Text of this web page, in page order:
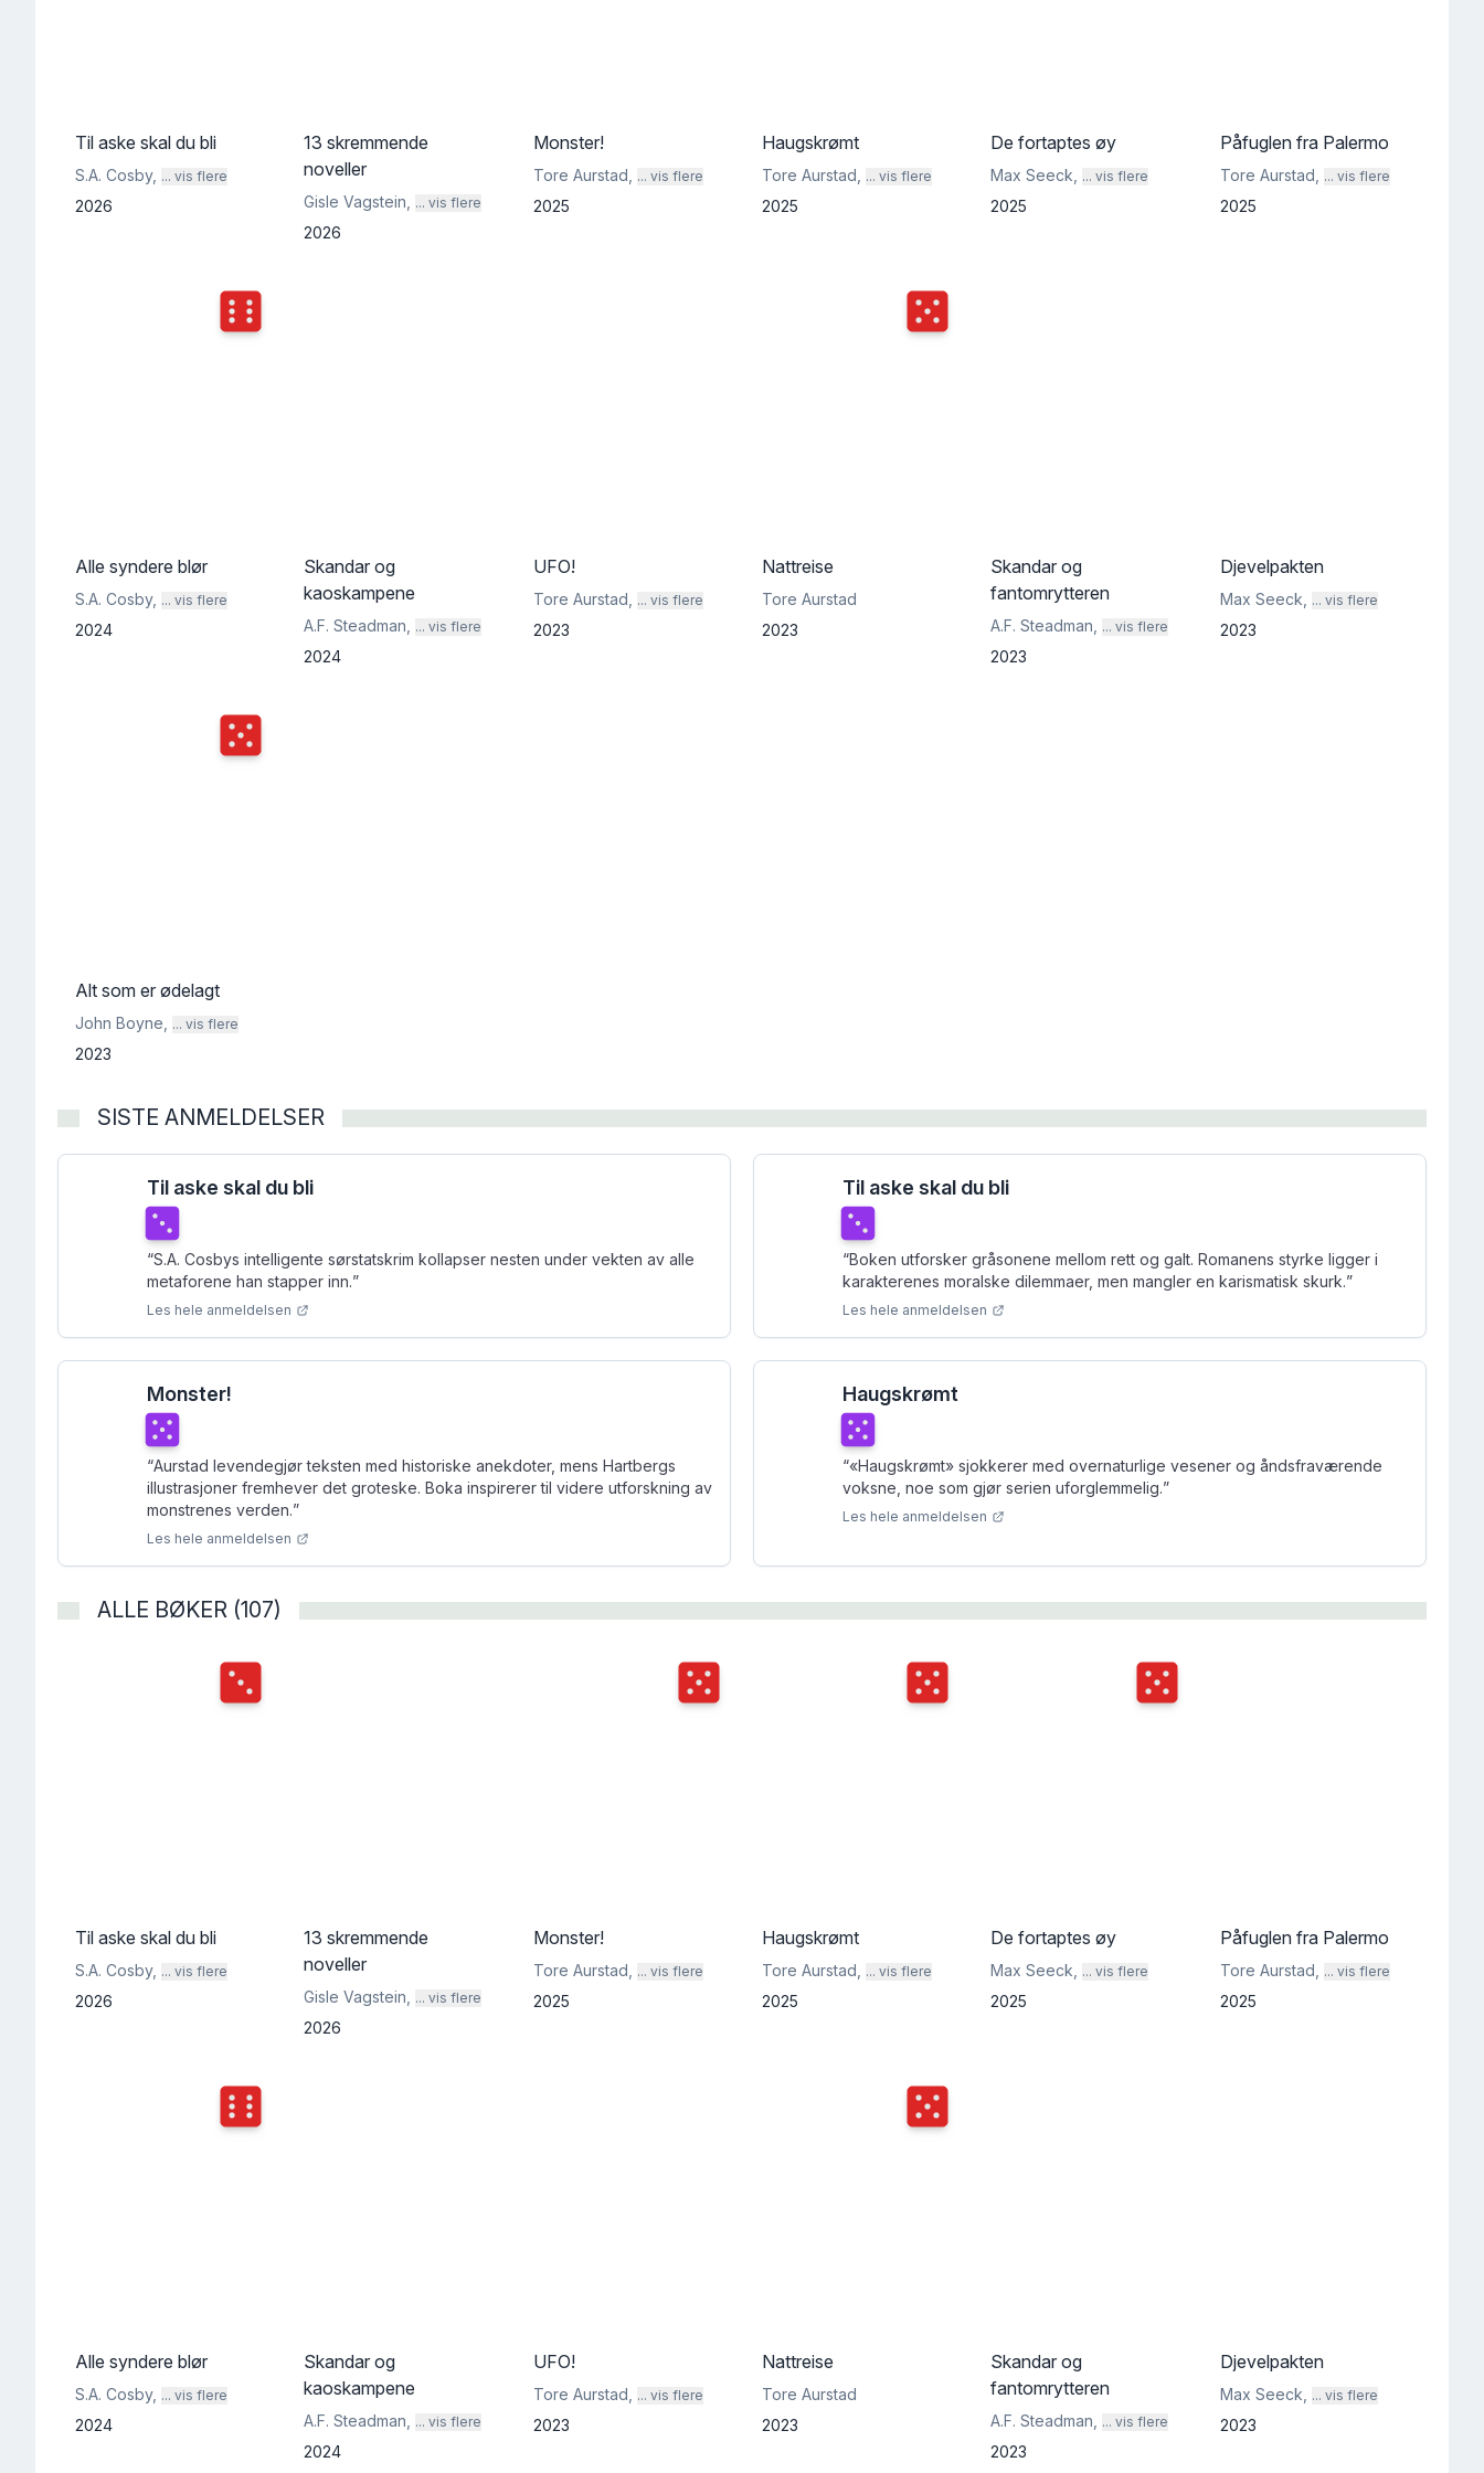
Til aske skal du bli
S.A. Cosby, ... vis flere
2026
13 skremmende
noveller
Gisle Vagstein ... vis flere
2026
Monster!
Tore Aurstad ... vis flere
2025
Haugskrømt
Tore Aurstad ... vis flere
2025
De fortaptes øy
Max Seeck ... vis flere
2025
Påfuglen fra Palermo
Tore Aurstad ... vis flere
2025
Terningkast
Alle syndere blør
S.A. Cosby, ... vis flere
2024
Skandar og
kaoskampene
A.F. Steadman ... vis flere
2024
UFO!
Tore Aurstad ... vis flere
2023
Terningkast
Nattreise
Tore Aurstad
2023
Skandar og
fantomrytteren
A.F. Steadman ... vis flere
2023
Djevelpakten
Max Seeck ... vis flere
2023
Terningkast
Alt som er ødelagt
John Boyne ... vis flere
2023
SISTE ANMELDELSER
Til aske skal du bli
Terningkast
“S.A. Cosbys intelligente sørstatskrim kollapser nesten under vekten av alle
metaforene han stapper inn.”
Les hele anmeldelsen
Til aske skal du bli
Terningkast
“Boken utforsker gråsonene mellom rett og galt. Romanens styrke ligger i
karakterenes moralske dilemmaer, men mangler en karismatisk skurk.”
Les hele anmeldelsen
Monster!
Terningkast
“Aurstad levendegjør teksten med historiske anekdoter, mens Hartbergs
illustrasjoner fremhever det groteske. Boka inspirerer til videre utforskning av
monstrenes verden.”
Les hele anmeldelsen
Haugskrømt
Terningkast
“«Haugskrømt» sjokkerer med overnaturlige vesener og åndsfraværende
voksne, noe som gjør serien uforglemmelig.”
Les hele anmeldelsen
ALLE BØKER (107)
Terningkast
Til aske skal du bli
S.A. Cosby, ... vis flere
2026
13 skremmende
noveller
Gisle Vagstein ... vis flere
2026
Terningkast
Monster!
Tore Aurstad ... vis flere
2025
Terningkast
Haugskrømt
Tore Aurstad ... vis flere
2025
Terningkast
De fortaptes øy
Max Seeck ... vis flere
2025
Påfuglen fra Palermo
Tore Aurstad ... vis flere
2025
Terningkast
Alle syndere blør
S.A. Cosby, ... vis flere
2024
Skandar og
kaoskampene
A.F. Steadman ... vis flere
2024
UFO!
Tore Aurstad ... vis flere
2023
Terningkast
Nattreise
Tore Aurstad
2023
Skandar og
fantomrytteren
A.F. Steadman ... vis flere
2023
Djevelpakten
Max Seeck ... vis flere
2023